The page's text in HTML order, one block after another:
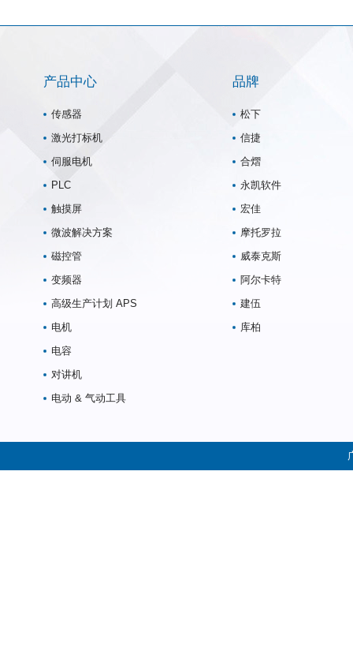
产品中心
传感器
激光打标机
伺服电机
PLC
触摸屏
微波解决方案
磁控管
变频器
高级生产计划 APS
电机
电容
对讲机
电动 & 气动工具
品牌
松下
信捷
合熠
永凯软件
宏佳
摩托罗拉
威泰克斯
阿尔卡特
建伍
库柏